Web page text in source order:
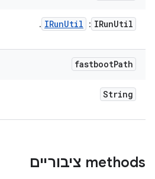
IRunUtil
:
IRunUtil
.
fastbootPath
String
‫methods ציבוריים